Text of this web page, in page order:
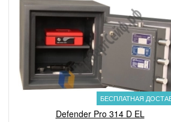
БЕСПЛАТНАЯ
Defender Pro 314 D EL